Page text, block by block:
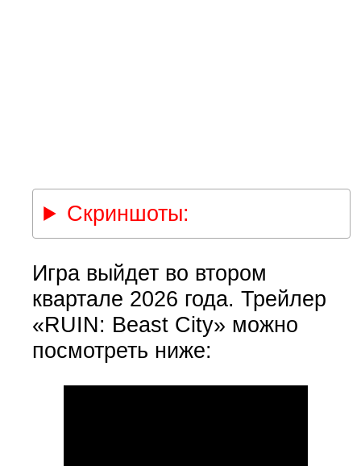
Скриншоты:
Игра выйдет во втором
квартале 2026 года. Трейлер
«RUIN: Beast City» можно
посмотреть ниже: